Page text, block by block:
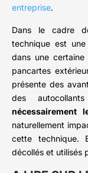
entreprise.
Dans le cadre
technique est
dans une
pancartes
présente des
des
nécessairement
naturellement
cette technique.
décollés et utilisés